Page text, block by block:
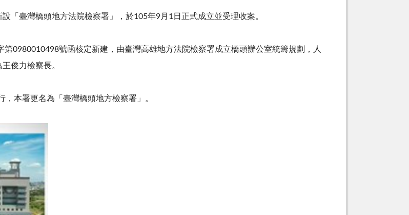
「臺灣橋頭地方法院檢察署」，於105年9月1日正式成立並受理收案。
0980010498號函核定新建，由臺灣高雄地方法院檢察署成立橋頭辦公室統籌規劃，人
俊力檢察長。
本署更名為「臺灣橋頭地方檢察署」。